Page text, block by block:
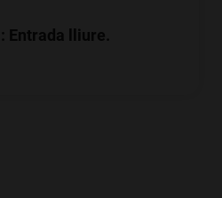
Entrada lliure.